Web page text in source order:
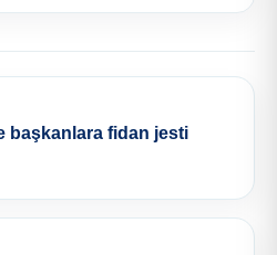
başkanlara fidan jesti